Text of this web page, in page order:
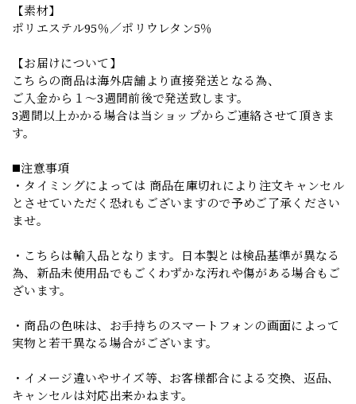
【素材】
ポリエステル95％／ポリウレタン5％
【お届けについて】
こちらの商品は海外店舗より直接発送となる為、
ご入金から１～3週間前後で発送致します。
3週間以上かかる場合は当ショップからご連絡させて頂きま
す。
◼️注意事項
・タイミングによっては 商品在庫切れにより注文キャンセル
とさせていただく恐れもございますので予めご了承ください
ませ。
・こちらは輸入品となります。日本製とは検品基準が異なる
為、新品未使用品でもごくわずかな汚れや傷がある場合もご
ざいます。
・商品の色味は、お手持ちのスマートフォンの画面によって
実物と若干異なる場合がございます。
・イメージ違いやサイズ等、お客様都合による交換、返品、
キャンセルは対応出来かねます。